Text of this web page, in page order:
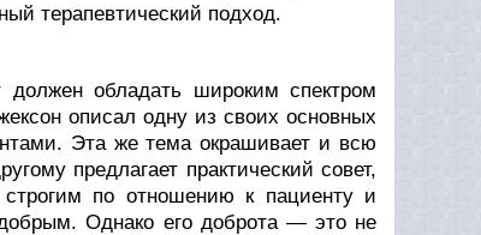
терапевтический подход.
должен обладать широким спектром
описал одну из своих основных
Эта же тема окрашивает и всю
предлагает практический совет,
по от­ношению к пациенту и
Однако его доброта — это не